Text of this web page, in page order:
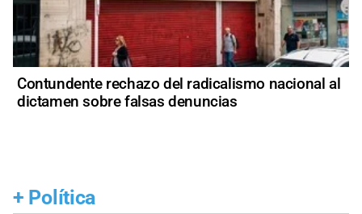
Contundente rechazo del radicalismo nacional al
dictamen sobre falsas denuncias
+ Política